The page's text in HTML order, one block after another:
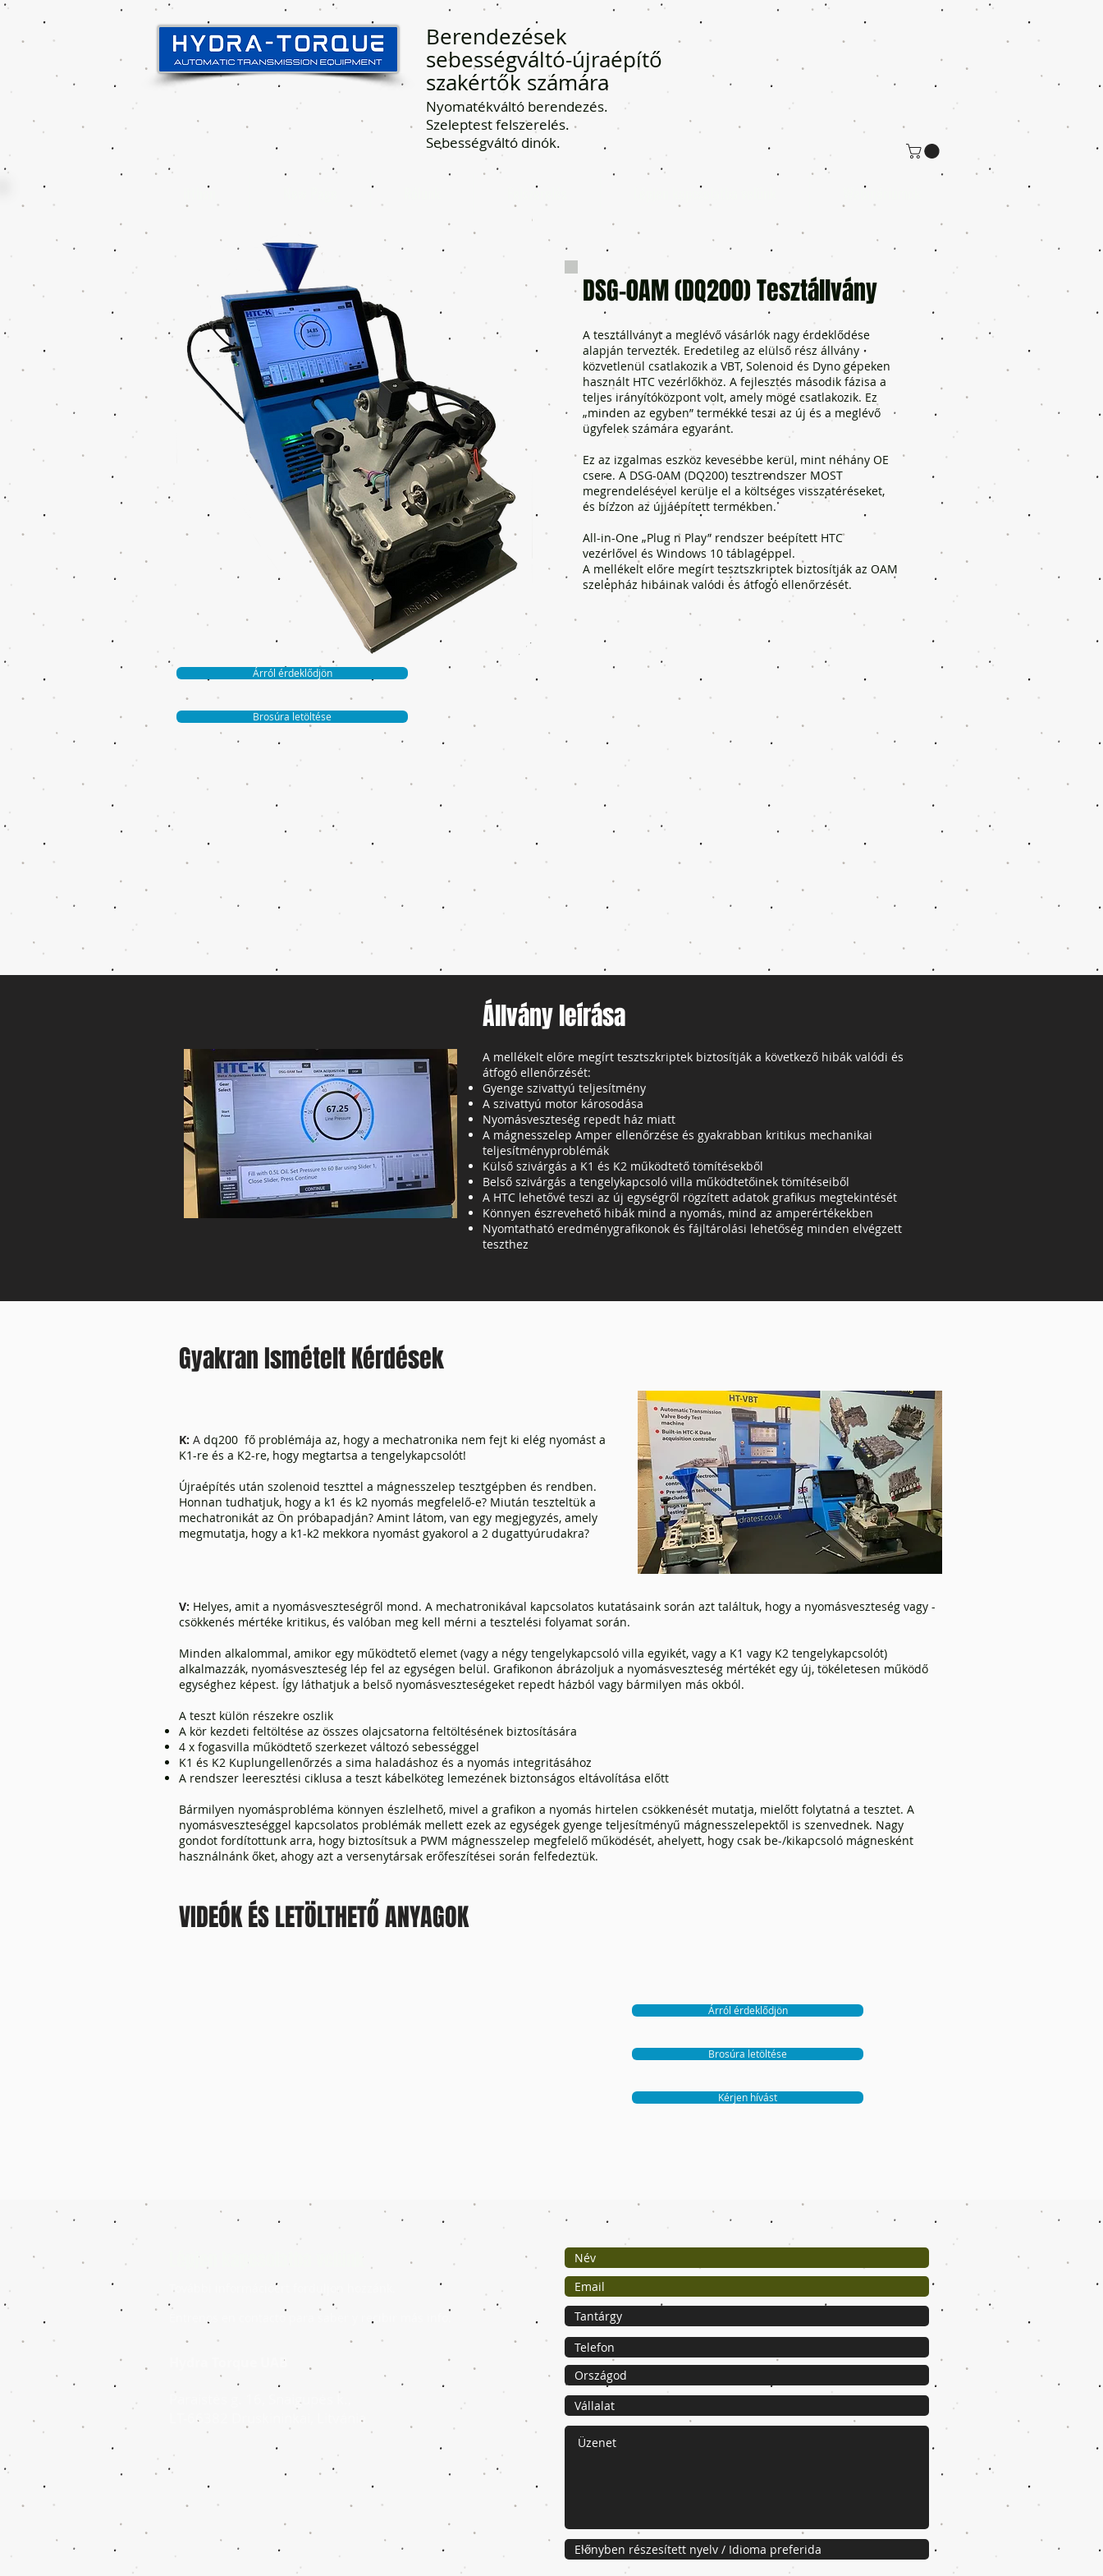
Berendezések
sebességváltó-újraépítő
szakértők számára
Nyomatékváltó berendezés.
Szeleptest felszerelés.
Sebességváltó dinók.
Árról érdeklődjön
Brosúra letöltése
DSG-0AM (DQ200) Tesztállvány
A tesztállványt a meglévő vásárlók nagy érdeklődése
alapján tervezték. Eredetileg az elülső rész állvány
közvetlenül csatlakozik a VBT, Solenoid és Dyno gépeken
használt HTC vezérlőkhöz. A fejlesztés második fázisa a
teljes irányítóközpont volt, amely mögé csatlakozik. Ez
„minden az egyben” termékké teszi az új és a meglévő
ügyfelek számára egyaránt.
Ez az izgalmas eszköz kevesebbe kerül, mint néhány OE
csere. A DSG-0AM (DQ200) tesztrendszer MOST
megrendelésével kerülje el a költséges visszatéréseket,
és bízzon az újjáépített termékben.
All-in-One „Plug n Play” rendszer beépített HTC
vezérlővel és Windows 10 táblagéppel.
A mellékelt előre megírt tesztszkriptek biztosítják az OAM
szelepház hibáinak valódi és átfogó ellenőrzését.
Állvány leírása
A mellékelt előre megírt tesztszkriptek biztosítják a következő hibák valódi és
átfogó ellenőrzését:
Gyenge szivattyú teljesítmény
A szivattyú motor károsodása
Nyomásveszteség repedt ház miatt
A mágnesszelep Amper ellenőrzése és gyakrabban kritikus mechanikai
teljesítményproblémák
Külső szivárgás a K1 és K2 működtető tömítésekből
Belső szivárgás a tengelykapcsoló villa működtetőinek tömítéseiből
A HTC lehetővé teszi az új egységről rögzített adatok grafikus megtekintését
Könnyen észrevehető hibák mind a nyomás, mind az amperértékekben
Nyomtatható eredménygrafikonok és fájltárolási lehetőség minden elvégzett
teszthez
Gyakran Ismételt Kérdések
K: A dq200 fő problémája az, hogy a mechatronika nem fejt ki elég nyomást a
K1-re és a K2-re, hogy megtartsa a tengelykapcsolót!
Újraépítés után szolenoid teszttel a mágnesszelep tesztgépben és rendben.
Honnan tudhatjuk, hogy a k1 és k2 nyomás megfelelő-e? Miután teszteltük a
mechatronikát az Ön próbapadján? Amint látom, van egy megjegyzés, amely
megmutatja, hogy a k1-k2 mekkora nyomást gyakorol a 2 dugattyúrudakra?
V: Helyes, amit a nyomásveszteségről mond. A mechatronikával kapcsolatos kutatásaink során azt találtuk, hogy a nyomásveszteség vagy -
csökkenés mértéke kritikus, és valóban meg kell mérni a tesztelési folyamat során.
Minden alkalommal, amikor egy működtető elemet (vagy a négy tengelykapcsoló villa egyikét, vagy a K1 vagy K2 tengelykapcsolót)
alkalmazzák, nyomásveszteség lép fel az egységen belül. Grafikonon ábrázoljuk a nyomásveszteség mértékét egy új, tökéletesen működő
egységhez képest. Így láthatjuk a belső nyomásveszteségeket repedt házból vagy bármilyen más okból.
A teszt külön részekre oszlik
A kör kezdeti feltöltése az összes olajcsatorna feltöltésének biztosítására
4 x fogasvilla működtető szerkezet változó sebességgel
K1 és K2 Kuplungellenőrzés a sima haladáshoz és a nyomás integritásához
A rendszer leeresztési ciklusa a teszt kábelköteg lemezének biztonságos eltávolítása előtt
Bármilyen nyomásprobléma könnyen észlelhető, mivel a grafikon a nyomás hirtelen csökkenését mutatja, mielőtt folytatná a tesztet. A
nyomásveszteséggel kapcsolatos problémák mellett ezek az egységek gyenge teljesítményű mágnesszelepektől is szenvednek. Nagy
gondot fordítottunk arra, hogy biztosítsuk a PWM mágnesszelep megfelelő működését, ahelyett, hogy csak be-/kikapcsoló mágnesként
használnánk őket, ahogy azt a versenytársak erőfeszítései során felfedeztük.
VIDEÓK ÉS LETÖLTHETŐ ANYAGOK
Árról érdeklődjön
Brosúra letöltése
Kérjen hívást
itthon Felszerelés Lépjen kapcsolatba velünk Webináriumok
Lépjen kapcsolatba velünk
További információért forduljon hozzánk.
Éntrenos en contacto para saber y recibir más info.
Hydra Torque UAB
Paraistės g. 16, Snaigupės k.,
LT-66382 Druskininkai, Litvánia